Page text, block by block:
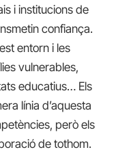
i institucions de
confiança.
entorn i les
vulnerables,
educatius… Els
línia d’aquesta
però els
de tothom.